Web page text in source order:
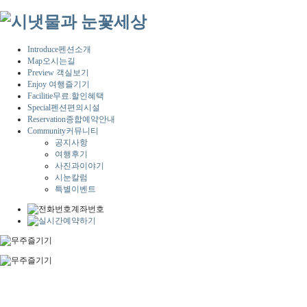
Introduce펜션소개
Map오시는길
Preview 객실보기
Enjoy 여행즐기기
Facilitie무료.할인혜택
Special펜션편의시설
Reservation종합예약안내
Community커뮤니티
공지사항
여행후기
사진과이야기
시눈칼럼
특별이벤트